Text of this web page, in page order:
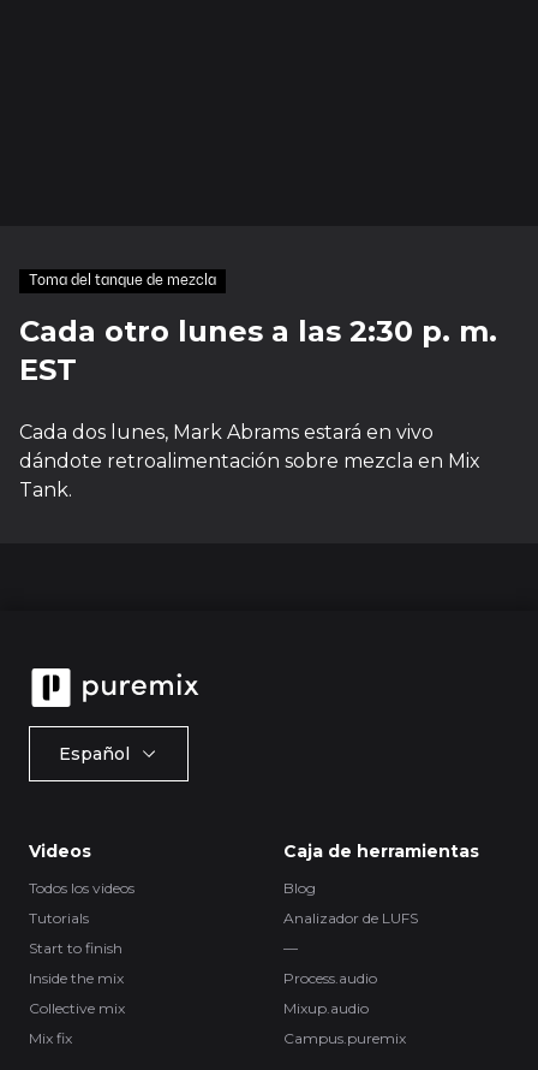
Toma del tanque de mezcla
Cada otro lunes a las 2:30 p. m.
EST
Cada dos lunes, Mark Abrams estará en vivo
dándote retroalimentación sobre mezcla en Mix
Tank.
Español
Videos
Todos los videos
Tutorials
Start to finish
Inside the mix
Collective mix
Mix fix
Caja de herramientas
Blog
Analizador de LUFS
—
Process.audio
Mixup.audio
Campus.puremix